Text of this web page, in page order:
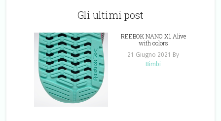
Gli ultimi post
REEBOK NANO X1 Alive
with colors
21 Giugno 2021
By
Bimbi